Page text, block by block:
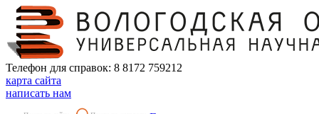
Телефон для справок: 8 8172 759212
карта сайта
написать нам